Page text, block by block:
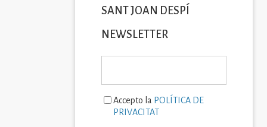
SANT JOAN DESPÍ
NEWSLETTER
Accepto la POLÍTICA DE
PRIVACITAT